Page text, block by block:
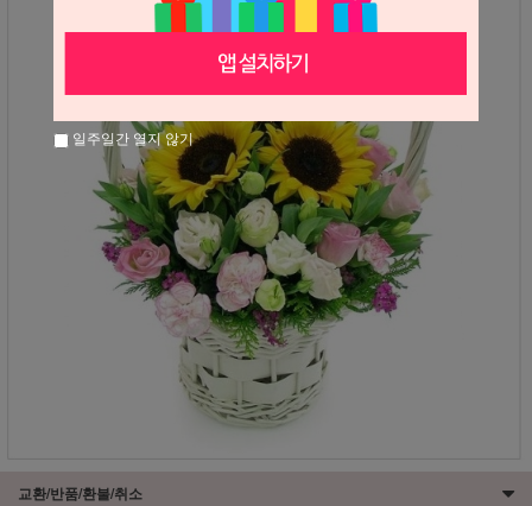
교환/반품/환불/취소
일주일간 열지 않기